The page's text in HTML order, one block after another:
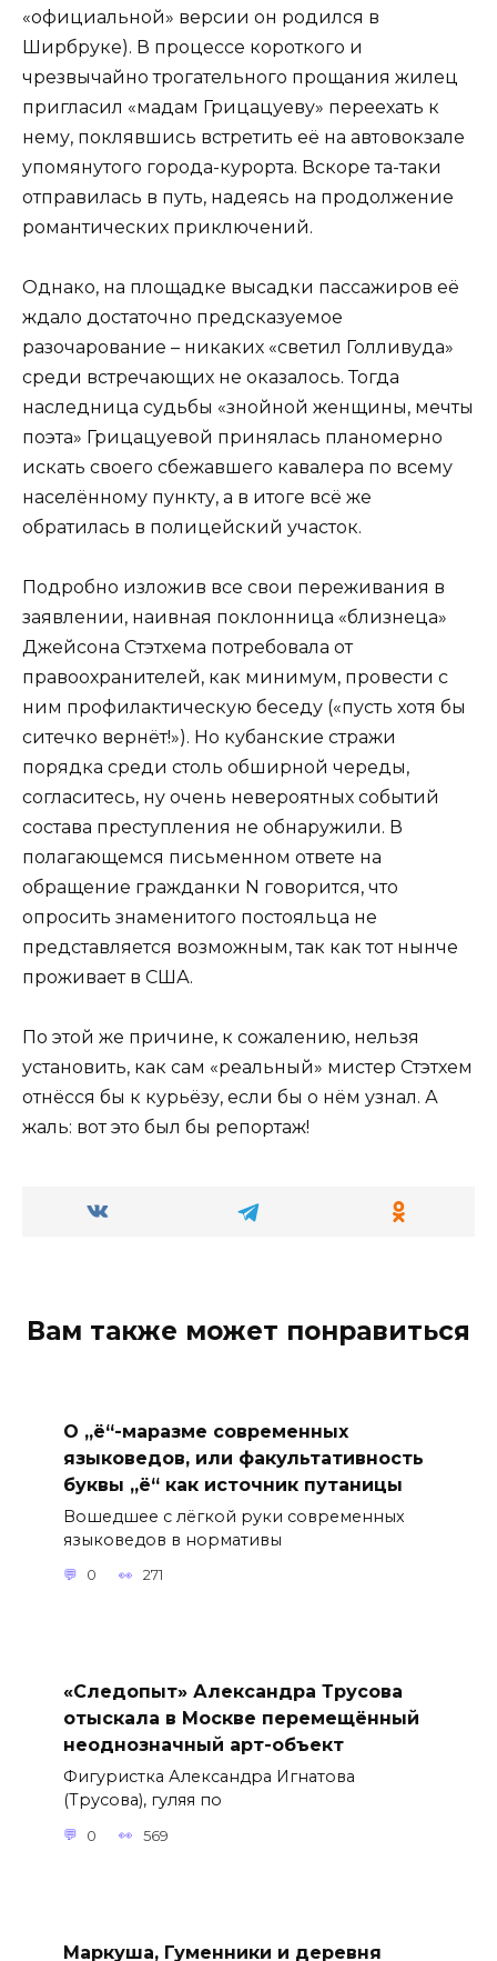
«официальной» версии он родился в
Ширбруке). В процессе короткого и
чрезвычайно трогательного прощания жилец
пригласил «мадам Грицацуеву» переехать к
нему, поклявшись встретить её на автовокзале
упомянутого города-курорта. Вскоре та-таки
отправилась в путь, надеясь на продолжение
романтических приключений.
Однако, на площадке высадки пассажиров её
ждало достаточно предсказуемое
разочарование – никаких «светил Голливуда»
среди встречающих не оказалось. Тогда
наследница судьбы «знойной женщины, мечты
поэта» Грицацуевой принялась планомерно
искать своего сбежавшего кавалера по всему
населённому пункту, а в итоге всё же
обратилась в полицейский участок.
Подробно изложив все свои переживания в
заявлении, наивная поклонница «близнеца»
Джейсона Стэтхема потребовала от
правоохранителей, как минимум, провести с
ним профилактическую беседу («пусть хотя бы
ситечко вернёт!»). Но кубанские стражи
порядка среди столь обширной череды,
согласитесь, ну очень невероятных событий
состава преступления не обнаружили. В
полагающемся письменном ответе на
обращение гражданки N говорится, что
опросить знаменитого постояльца не
представляется возможным, так как тот нынче
проживает в США.
По этой же причине, к сожалению, нельзя
установить, как сам «реальный» мистер Стэтхем
отнёсся бы к курьёзу, если бы о нём узнал. А
жаль: вот это был бы репортаж!
Вам также может понравиться
О „ё“-маразме современных
языковедов, или факультативность
буквы „ё“ как источник путаницы
Вошедшее с лёгкой руки современных
языковедов в нормативы
0 271
«Следопыт» Александра Трусова
отыскала в Москве перемещённый
неоднозначный арт-объект
Фигуристка Александра Игнатова
(Трусова), гуляя по
0 569
Маркуша, Гуменники и деревня